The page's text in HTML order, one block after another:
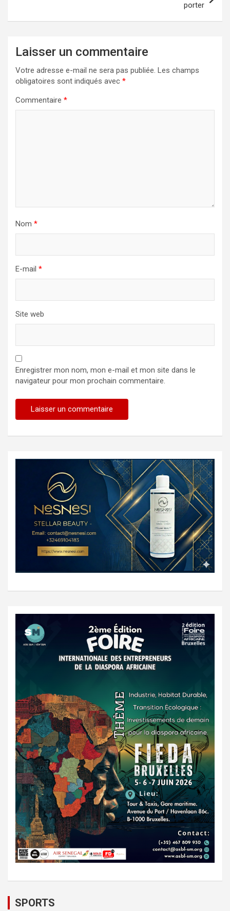
porter
Laisser un commentaire
Votre adresse e-mail ne sera pas publiée. Les champs
obligatoires sont indiqués avec *
Commentaire *
Nom *
E-mail *
Site web
Enregistrer mon nom, mon e-mail et mon site dans le
navigateur pour mon prochain commentaire.
SPORTS